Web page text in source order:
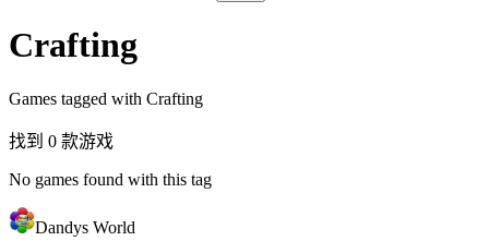
Crafting
Games tagged with Crafting
找到 0 款游戏
No games found with this tag
Dandys World